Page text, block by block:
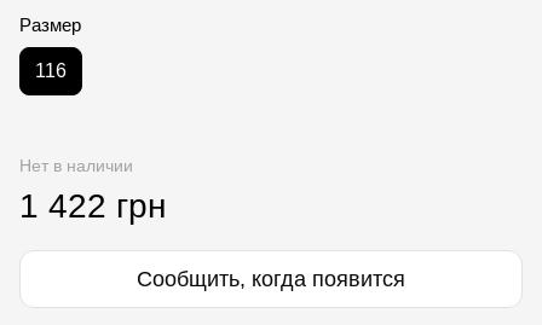
Размер
116
Нет в наличии
1 422 грн
Сообщить, когда появится